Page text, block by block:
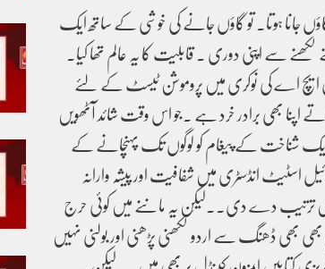
ہوتا۔ تو گاؤں جانے کی خوشی کے ساتھ ایک
سے اپنی دوری ۔ قابلیت کا یہ عالم تھا کیا۔
اے کی نوکری میں پروموشن ٹیسٹ کے لئے
اپنا بھی برادر خرد ہے ۔جو اس وقت شائد آٹھویں
شناخت کے پیغام کو لوگوں تک پہنچانے کے
اسٹیٹ انڈسٹری میں شفافیت اور پیشہ وارانہ
ترتیب دے دی۔۔لیکِن یہ ماننے میں کوئی حرج
بھی ڈھنگ سے اردو لکھنی پڑھنی اور بولنی نہیں